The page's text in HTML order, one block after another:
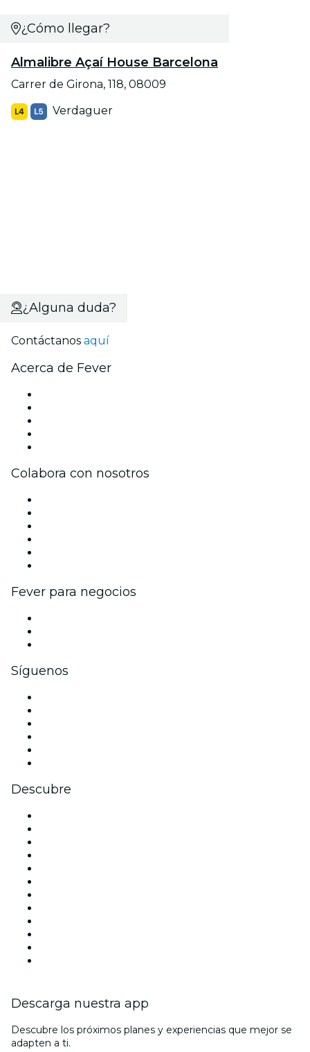
¿Cómo llegar?
Almalibre Açaí House Barcelona
Carrer de Girona, 118, 08009
Verdaguer
¿Alguna duda?
Contáctanos aquí
Acerca de Fever
Colabora con nosotros
Fever para negocios
Síguenos
Descubre
Descarga nuestra app
Descubre los próximos planes y experiencias que mejor se
adapten a ti.